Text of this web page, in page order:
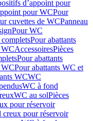
d’appoint pour
pour WCPour
cuvettes de WCPanneau
Pour WC
Pour abattants
WCAccessoiresPièces
Pour abattants
WCPour abattants WC et
WCWC
WC à fond
WC au solPièces
pour réservoir
creux pour réservoir